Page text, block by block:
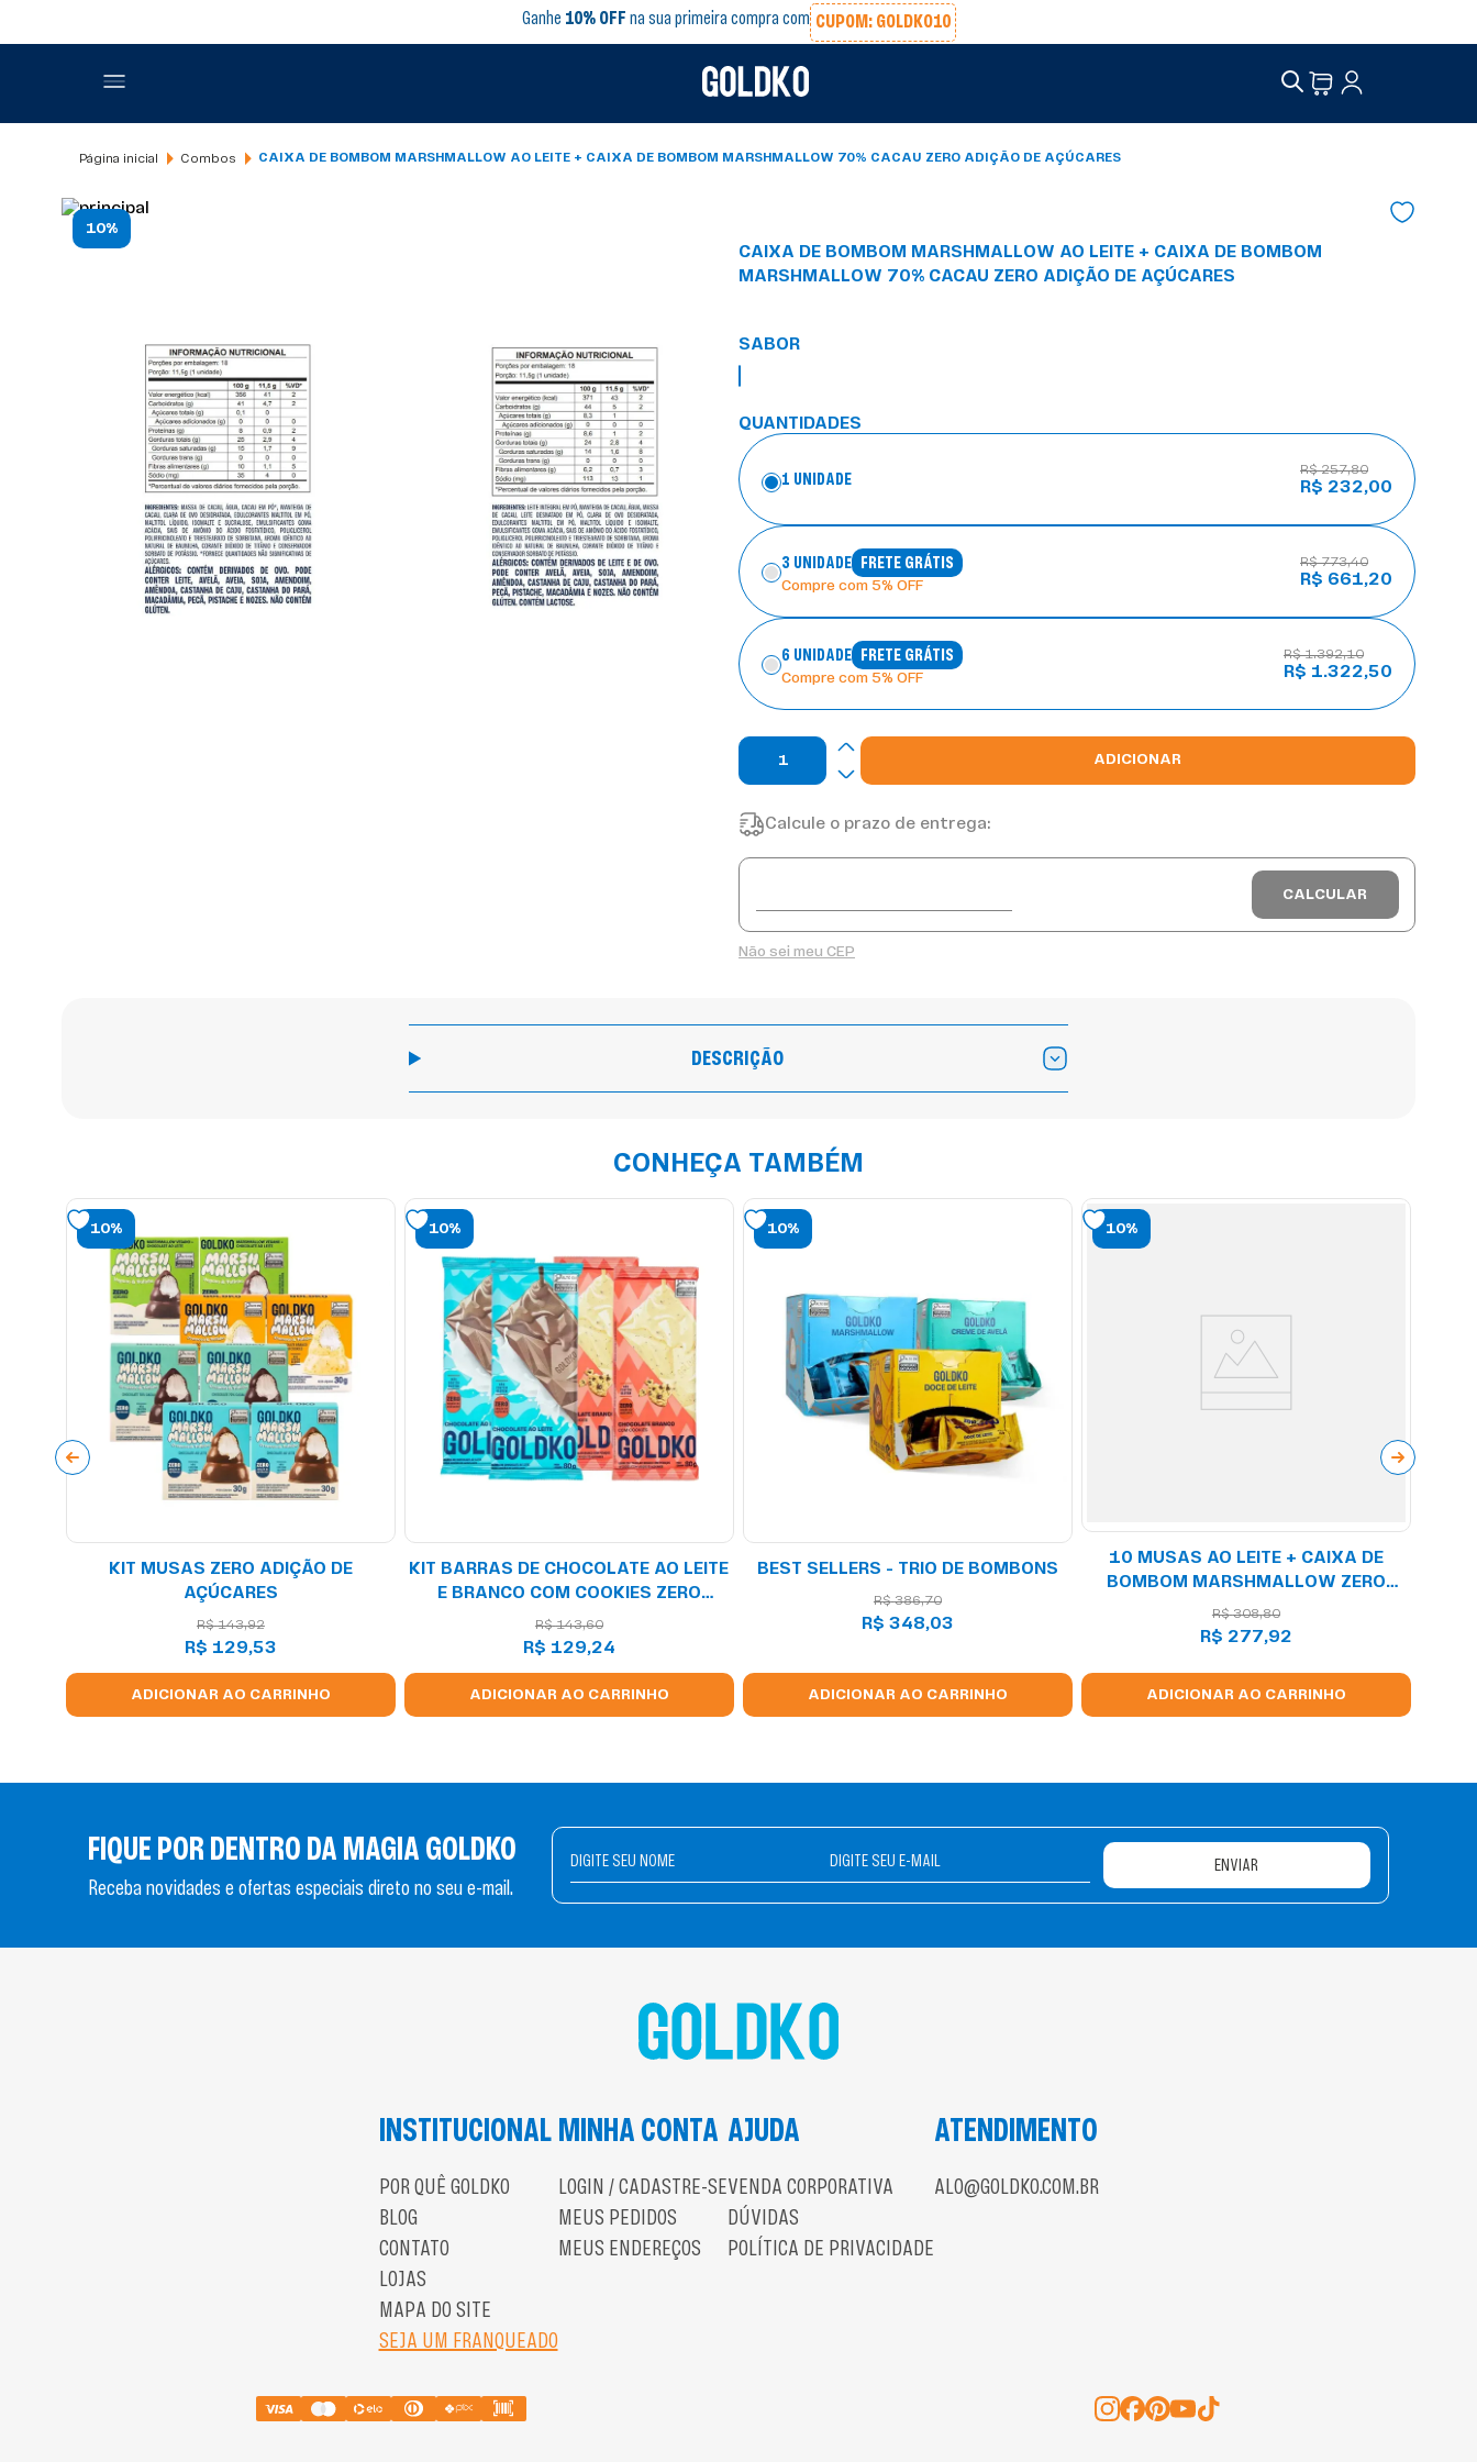
Ganhe 10% OFF na sua primeira compra com CUPOM: GOLDKO10
Combos CAIXA DE BOMBOM MARSHMALLOW AO LEITE + CAIXA DE BOMBOM MARSHMALLOW 70% CACAU ZERO ADIÇÃO DE AÇÚCARES
10%
CAIXA DE BOMBOM MARSHMALLOW AO LEITE + CAIXA DE BOMBOM
MARSHMALLOW 70% CACAU ZERO ADIÇÃO DE AÇÚCARES
SABOR
QUANTIDADES
1 UNIDADE
R$ 257,80
R$ 232,00
3 UNIDADE FRETE GRÁTIS
Compre com 5% OFF
R$ 773,40
R$ 661,20
6 UNIDADE FRETE GRÁTIS
Compre com 5% OFF
R$ 1.392,10
R$ 1.322,50
ADICIONAR
Calcule o prazo de entrega:
Não sei meu CEP
DESCRIÇÃO
CONHEÇA TAMBÉM
10%
KIT MUSAS ZERO ADIÇÃO DE
AÇÚCARES
R$ 143,92
R$ 129,53
ADICIONAR AO CARRINHO
10%
KIT BARRAS DE CHOCOLATE AO LEITE
E BRANCO COM COOKIES ZERO
ADIÇÃO DE AÇÚCARES 80G
R$ 143,60
R$ 129,24
ADICIONAR AO CARRINHO
10%
BEST SELLERS - TRIO DE BOMBONS
R$ 386,70
R$ 348,03
ADICIONAR AO CARRINHO
10%
10 MUSAS AO LEITE + CAIXA DE
BOMBOM MARSHMALLOW ZERO
ADIÇÃO DE AÇÚCARES
R$ 308,80
R$ 277,92
ADICIONAR AO CARRINHO
FIQUE POR DENTRO DA MAGIA GOLDKO
Receba novidades e ofertas especiais direto no seu e-mail.
ENVIAR
INSTITUCIONAL
POR QUÊ GOLDKO
BLOG
CONTATO
LOJAS
MAPA DO SITE
SEJA UM FRANQUEADO
MINHA CONTA
LOGIN / CADASTRE-SE
MEUS PEDIDOS
MEUS ENDEREÇOS
AJUDA
VENDA CORPORATIVA
DÚVIDAS
POLÍTICA DE PRIVACIDADE
ATENDIMENTO
ALO@GOLDKO.COM.BR